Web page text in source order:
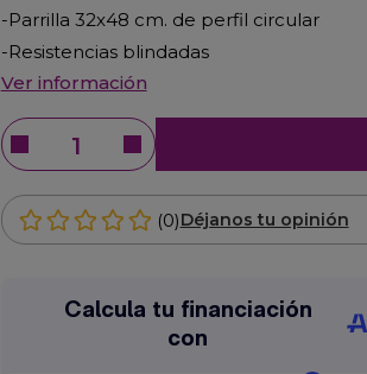
-Parrilla 32x48 cm. de perfil circular
-Resistencias blindadas
Ver información
(0)Déjanos tu opinión